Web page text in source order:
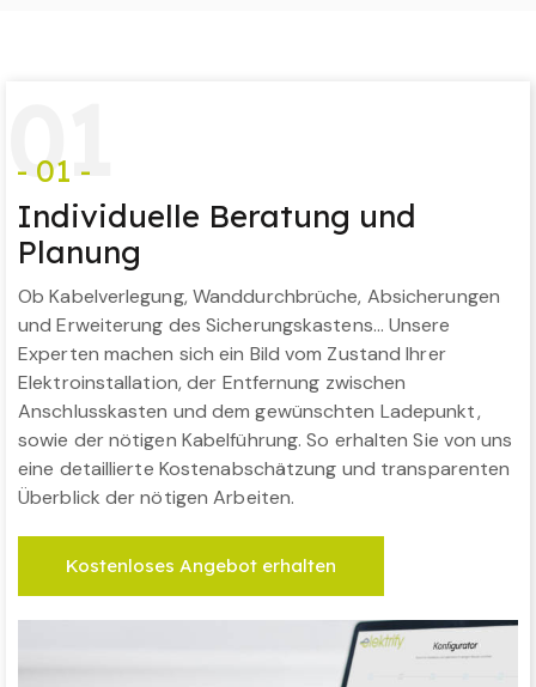
01
- 01 -
Individuelle Beratung und
Planung
Ob Kabelverlegung, Wanddurchbrüche, Absicherungen
und Erweiterung des Sicherungskastens… Unsere
Experten machen sich ein Bild vom Zustand Ihrer
Elektroinstallation, der Entfernung zwischen
Anschlusskasten und dem gewünschten Ladepunkt,
sowie der nötigen Kabelführung. So erhalten Sie von uns
eine detaillierte Kostenabschätzung und transparenten
Überblick der nötigen Arbeiten.
Kostenloses Angebot erhalten